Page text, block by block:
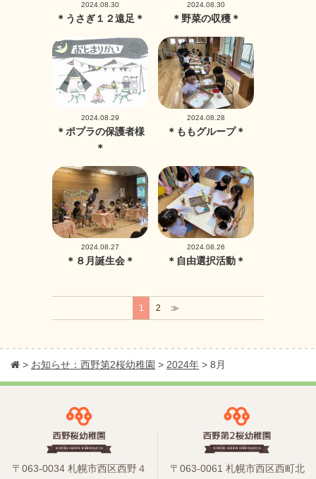
2024.08.30
＊うさぎ１２遠足＊
2024.08.30
＊野菜の収穫＊
2024.08.29
＊ポプラの保護者様
＊
2024.08.28
＊ももグループ＊
2024.08.27
＊８月誕生会＊
2024.08.26
＊自由選択活動＊
1 2 ≫
> お知らせ：西野第2桜幼稚園 > 2024年 > 8月
〒063-0034 札幌市西区西野４ 〒063-0061 札幌市西区西町北